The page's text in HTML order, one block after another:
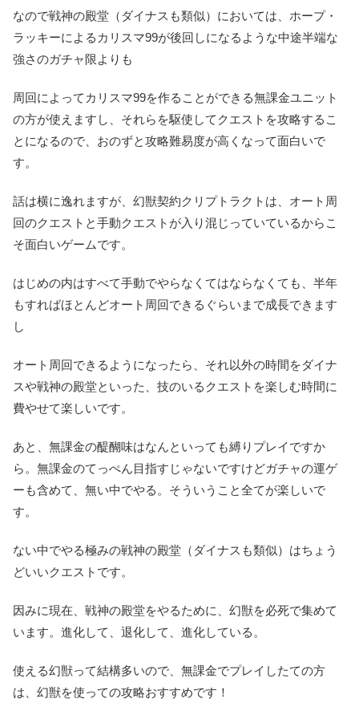
なので戦神の殿堂（ダイナスも類似）においては、ホープ・
ラッキーによるカリスマ99が後回しになるような中途半端な
強さのガチャ限よりも
周回によってカリスマ99を作ることができる無課金ユニット
の方が使えますし、それらを駆使してクエストを攻略するこ
とになるので、おのずと攻略難易度が高くなって面白いで
す。
話は横に逸れますが、幻獣契約クリプトラクトは、オート周
回のクエストと手動クエストが入り混じっていているからこ
そ面白いゲームです。
はじめの内はすべて手動でやらなくてはならなくても、半年
もすればほとんどオート周回できるぐらいまで成長できます
し
オート周回できるようになったら、それ以外の時間をダイナ
スや戦神の殿堂といった、技のいるクエストを楽しむ時間に
費やせて楽しいです。
あと、無課金の醍醐味はなんといっても縛りプレイですか
ら。無課金のてっぺん目指すじゃないですけどガチャの運ゲ
ーも含めて、無い中でやる。そういうこと全てが楽しいで
す。
ない中でやる極みの戦神の殿堂（ダイナスも類似）はちょう
どいいクエストです。
因みに現在、戦神の殿堂をやるために、幻獣を必死で集めて
います。進化して、退化して、進化している。
使える幻獣って結構多いので、無課金でプレイしたての方
は、幻獣を使っての攻略おすすめです！